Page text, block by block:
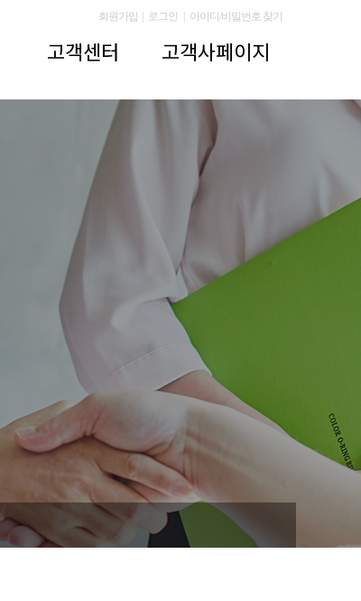
회원가입 로그인 아이디/비밀번호 찾기
고객센터 고객사페이지